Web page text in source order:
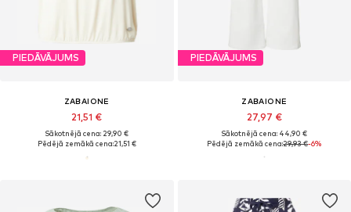
PIEDĀVĀJUMS
ZABAIONE
21,51 €
Sākotnējā cena: 29,90 €
Pēdējā zemākā cena:21,51 €
PIEDĀVĀJUMS
ZABAIONE
27,97 €
Sākotnējā cena: 44,90 €
Pēdējā zemākā cena:29,93 €-6%